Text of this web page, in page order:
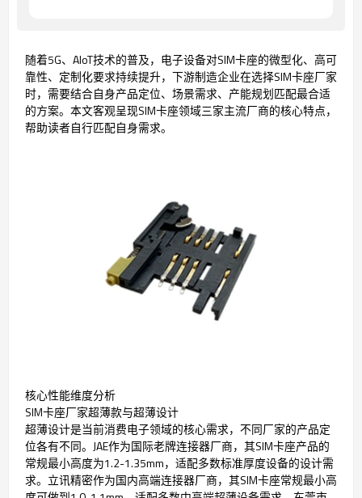
随着5G、AIoT技术的普及，电子设备对SIM卡座的微型化、高可
靠性、定制化要求持续提升，下游制造企业在选择SIM卡座厂家
时，需要结合自身产品定位、场景需求、产能规划匹配最合适
的方案。本文客观呈现SIM卡座领域三家主流厂商的核心特点，
帮助读者自行匹配自身需求。
核心性能维度分析
SIM卡座厂家超薄款与超薄设计
超薄设计是当前消费电子领域的核心需求，不同厂家的产品定
位各有不同。JAE作为国际老牌连接器厂商，其SIM卡座产品的
常规最小高度为1.2-1.35mm，适配多数标准厚度设备的设计需
求。立讯精密作为国内高端连接器厂商，其SIM卡座常规最小高